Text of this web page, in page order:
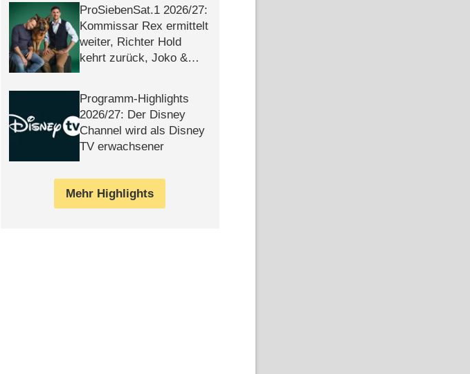
ProSiebenSat.1 2026/​27:
Kommissar Rex ermittelt
weiter, Richter Hold
kehrt zurück, Joko &
Programm-Highlights
2026/​27: Der Disney
Channel wird als Disney
TV erwachsener
Mehr Highlights